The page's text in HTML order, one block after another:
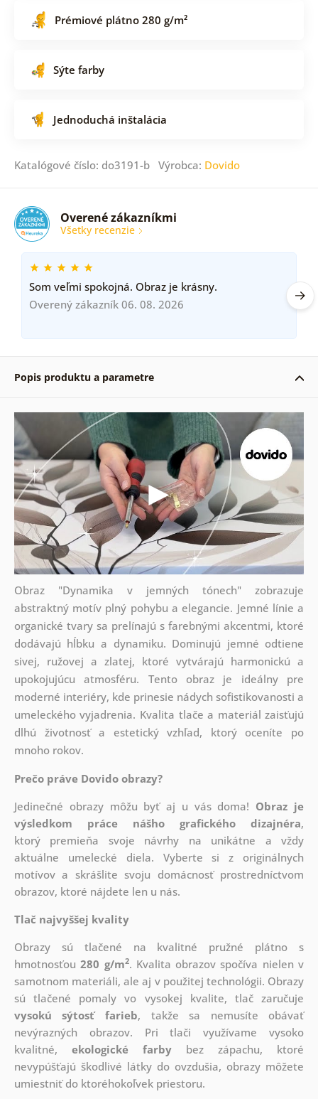
Prémiové plátno 280 g/m²
Sýte farby
Jednoduchá inštalácia
Katalógové číslo: do3191-b Výrobca: Dovido
Overené zákazníkmi
Všetky recenzie
Som veľmi spokojná. Obraz je krásny.
Overený zákazník 06. 08. 2026
Popis produktu a parametre
Obraz "Dynamika v jemných tónech" zobrazuje
abstraktný motív plný pohybu a elegancie. Jemné línie a
organické tvary sa prelínajú s farebnými akcentmi, ktoré
dodávajú hĺbku a dynamiku. Dominujú jemné odtiene
sivej, ružovej a zlatej, ktoré vytvárajú harmonickú a
upokojujúcu atmosféru. Tento obraz je ideálny pre
moderné interiéry, kde prinesie nádych sofistikovanosti a
umeleckého vyjadrenia. Kvalita tlače a materiál zaisťujú
dlhú životnosť a estetický vzhľad, ktorý oceníte po
mnoho rokov.
Prečo práve Dovido obrazy?
Jedinečné obrazy môžu byť aj u vás doma! Obraz je
výsledkom práce nášho grafického dizajnéra,
ktorý premieňa svoje návrhy na unikátne a vždy
aktuálne umelecké diela. Vyberte si z originálnych
motívov a skrášlite svoju domácnosť prostredníctvom
obrazov, ktoré nájdete len u nás.
Tlač najvyššej kvality
Obrazy sú tlačené na kvalitné pružné plátno s
hmotnosťou280 g/m2. Kvalita obrazov spočíva nielen v
samotnom materiáli, ale aj v použitej technológii. Obrazy
sú tlačené pomaly vo vysokej kvalite, tlač zaručuje
vysokú sýtosť farieb, takže sa nemusíte obávať
nevýrazných obrazov. Pri tlači využívame vysoko
kvalitné, ekologické farby bez zápachu, ktoré
nevypúšťajú škodlivé látky do ovzdušia, obrazy môžete
umiestniť do ktoréhokoľvek priestoru.